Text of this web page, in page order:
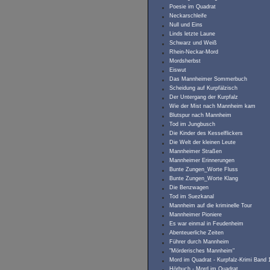
Poesie im Quadrat
Neckarschleife
Null und Eins
Linds letzte Laune
Schwarz und Weiß
Rhein-Neckar-Mord
Mordsherbst
Eiswut
Das Mannheimer Sommerbuch
Scheidung auf Kurpfälzisch
Der Untergang der Kurpfalz
Wie der Mist nach Mannheim kam
Blutspur nach Mannheim
Tod im Jungbusch
Die Kinder des Kesselflickers
Die Welt der kleinen Leute
Mannheimer Straßen
Mannheimer Erinnerungen
Bunte Zungen_Worte Fluss
Bunte Zungen_Worte Klang
Die Benzwagen
Tod im Suezkanal
Mannheim auf die kriminelle Tour
Mannheimer Pioniere
Es war einmal in Feudenheim
Abenteuerliche Zeiten
Führer durch Mannheim
"Mörderisches Mannheim"
Mord im Quadrat - Kurpfalz-Krimi Band
Hörbuch - Mord im Quadrat